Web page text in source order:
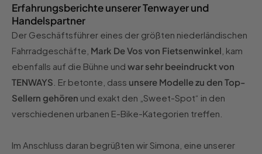
Erfahrungsberichte unserer Tenwayer und
Handelspartner
Der Geschäftsführer eines der größten niederländischen
Fahrradgeschäfte, Mark De Vos von Fietsenwinkel , kam
ebenfalls auf die Bühne und war sehr beeindruckt von
TENWAYS . Er betonte, dass unsere Modelle zu den Top-
Sellern gehören und exakt den „Sweet-Spot“ in den
verschiedenen urbanen E-Bike-Kategorien treffen.
Im Anschluss daran begrüßten wir Simona, eine unserer